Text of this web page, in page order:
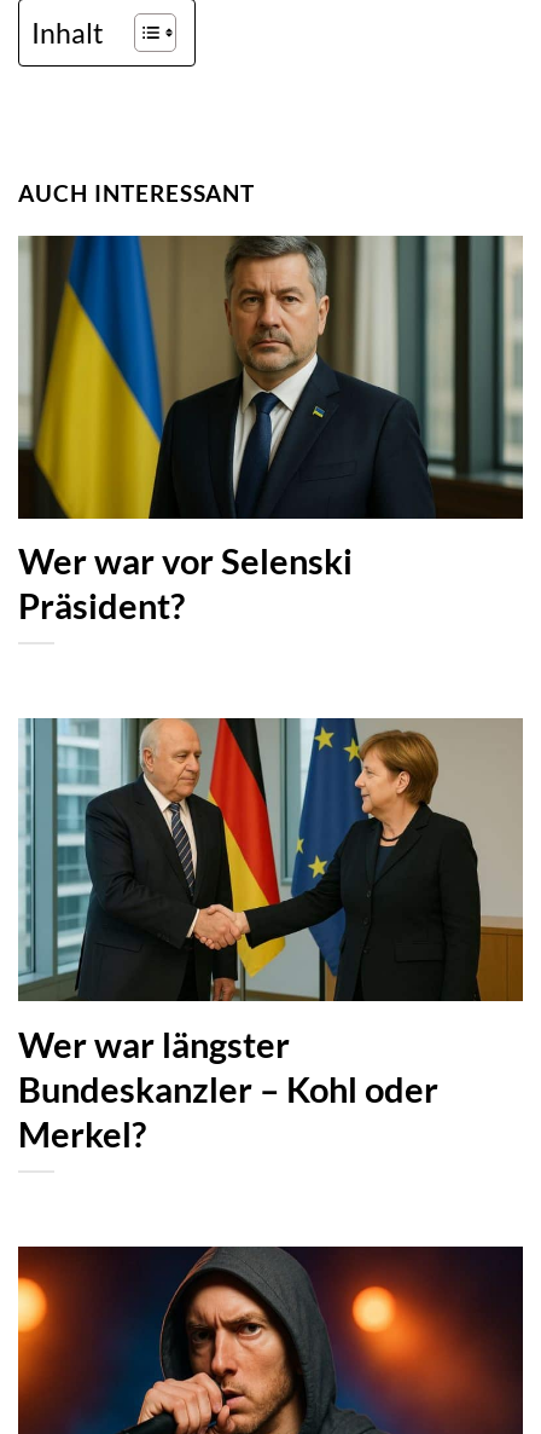
Inhalt
AUCH INTERESSANT
Wer war vor Selenski
Präsident?
Wer war längster
Bundeskanzler – Kohl oder
Merkel?